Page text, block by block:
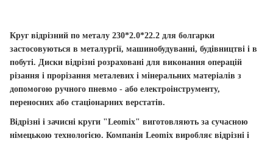
Круг відрізний по металу 230*2.0*22.2 для болгарки
застосовуються в металургії, машинобудуванні, будівництві і в
побуті. Диски відрізні розраховані для виконання операцій
різання і прорізання металевих і мінеральних матеріалів з
допомогою ручного пневмо - або електроінструменту,
переносних або стаціонарних верстатів.
Відрізні і зачисні круги "Leomix" виготовляють за сучасною
німецькою технологією. Компанія Leomix виробляє відрізні і